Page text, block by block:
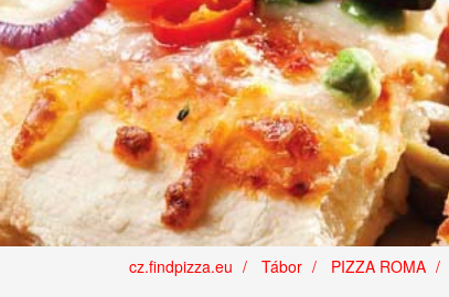
cz.findpizza.eu Tábor PIZZA ROMA